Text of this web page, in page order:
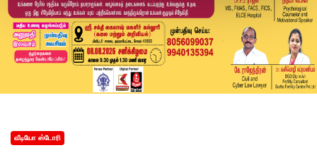
வீடியோ ஸ்டோரி